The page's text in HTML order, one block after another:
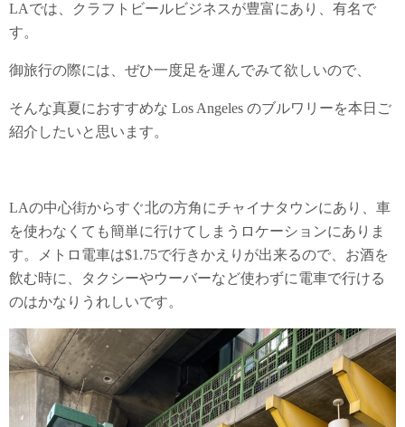
LAでは、クラフトビールビジネスが豊富にあり、有名で
す。
御旅行の際には、ぜひ一度足を運んでみて欲しいので、
そんな真夏におすすめな Los Angeles のブルワリーを本日ご
紹介したいと思います。
LAの中心街からすぐ北の方角にチャイナタウンにあり、車
を使わなくても簡単に行けてしまうロケーションにありま
す。メトロ電車は$1.75で行きかえりが出来るので、お酒を
飲む時に、タクシーやウーバーなど使わずに電車で行ける
のはかなりうれしいです。